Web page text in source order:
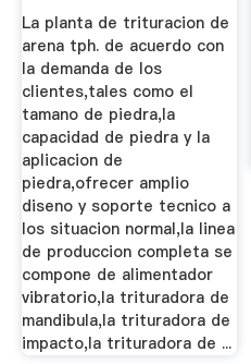
La planta de trituracion de
arena tph. de acuerdo con
la demanda de los
clientes,tales como el
tamano de piedra,la
capacidad de piedra y la
aplicacion de
piedra,ofrecer amplio
diseno y soporte tecnico a
los situacion normal,la linea
de produccion completa se
compone de alimentador
vibratorio,la trituradora de
mandibula,la trituradora de
impacto,la trituradora de ...